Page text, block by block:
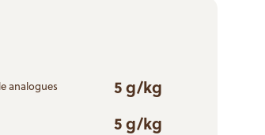
analogues 5 g/kg
5 g/kg